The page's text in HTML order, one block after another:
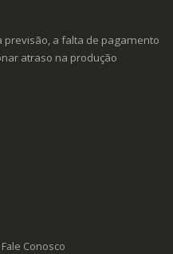
a falta de pagamento
atraso na produção
Fale Conosco